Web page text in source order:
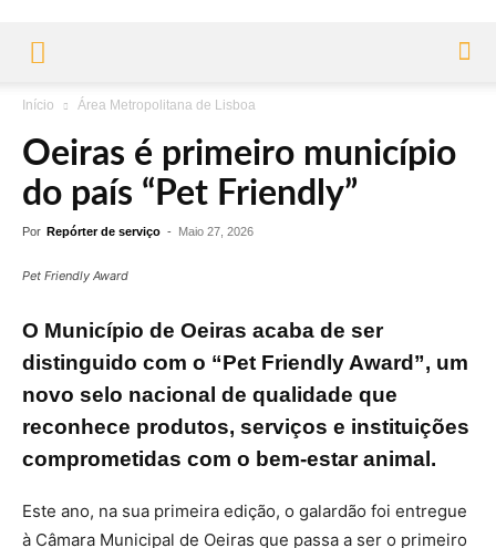
Início Área Metropolitana de Lisboa
Oeiras é primeiro município
do país “Pet Friendly”
Por Repórter de serviço - Maio 27, 2026
Pet Friendly Award
O Município de Oeiras acaba de ser
distinguido com o “Pet Friendly Award”, um
novo selo nacional de qualidade que
reconhece produtos, serviços e instituições
comprometidas com o bem-estar animal.
Este ano, na sua primeira edição, o galardão foi entregue
à Câmara Municipal de Oeiras que passa a ser o primeiro